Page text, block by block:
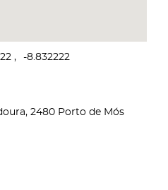
-8.832222
2480 Porto de Mós